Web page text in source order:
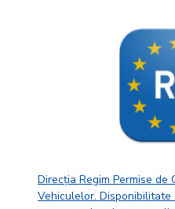
Direcția Regim Permise de
Vehiculelor.